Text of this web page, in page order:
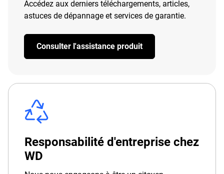
Accédez aux derniers téléchargements, articles,
astuces de dépannage et services de garantie.
Consulter l'assistance produit
Responsabilité d'entreprise chez
WD